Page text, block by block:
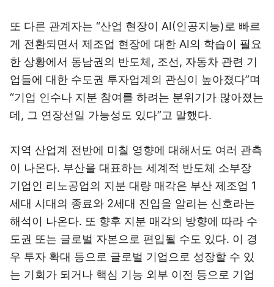
또 다른 관계자는 “산업 현장이 AI(인공지능)로 빠르
게 전환되면서 제조업 현장에 대한 AI의 학습이 필요
한 상황에서 동남권의 반도체, 조선, 자동차 관련 기
업들에 대한 수도권 투자업계의 관심이 높아졌다”며
“기업 인수나 지분 참여를 하려는 분위기가 많아졌는
데, 그 연장선일 가능성도 있다”고 말했다.
지역 산업계 전반에 미칠 영향에 대해서도 여러 관측
이 나온다. 부산을 대표하는 세계적 반도체 소부장
기업인 리노공업의 지분 대량 매각은 부산 제조업 1
세대 시대의 종료와 2세대 진입을 알리는 신호라는
해석이 나온다. 또 향후 지분 매각의 방향에 따라 수
도권 또는 글로벌 자본으로 편입될 수도 있다. 이 경
우 투자 확대 등으로 글로벌 기업으로 성장할 수 있
는 기회가 되거나 핵심 기능 외부 이전 등으로 기업